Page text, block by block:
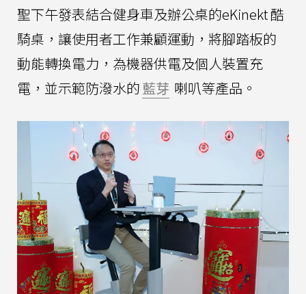
聖下午發表結合健身車及辦公桌的eKinekt 酷
騎桌，讓使用者工作兼顧運動，將腳踏板的
動能轉換電力，為機器供電及個人裝置充
電，並示範防潑水的藍芽 喇叭等產品。